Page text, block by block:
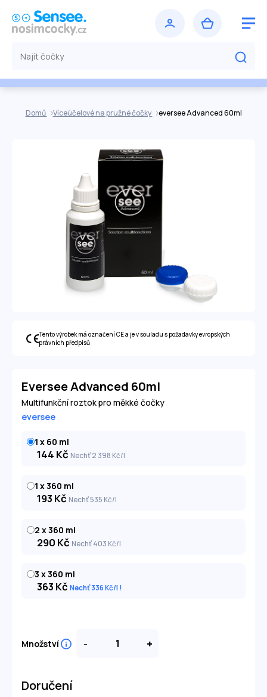
Domů Víceúčelové na pružné čočky eversee Advanced 60ml
Tento výrobek má označení CE a je v souladu s požadavky evropských
právních předpisů
Eversee Advanced 60ml
Multifunkční roztok pro měkké čočky
eversee
1 x 60 ml
144 Kč Nechť 2 398 Kč/l
1 x 360 ml
193 Kč Nechť 535 Kč/l
2 x 360 ml
290 Kč Nechť 403 Kč/l
3 x 360 ml
363 Kč Nechť 336 Kč/l
Množství - +
Doručení